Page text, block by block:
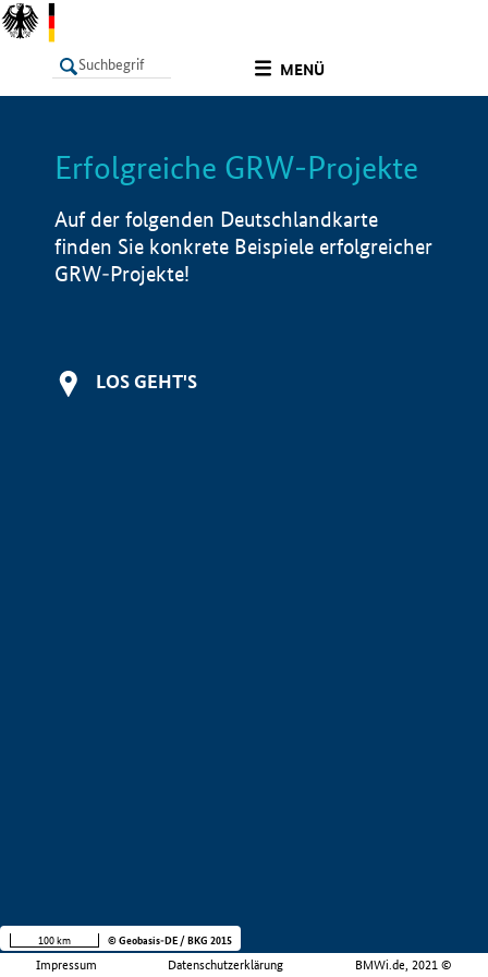
MENÜ
LISTE Info
Erfolgreiche GRW-Projekte
Auf der folgenden Deutschlandkarte
finden Sie konkrete Beispiele erfolgreicher
GRW-Projekte!
LOS GEHT'S
Impressum Datenschutzerklärung BMWi.de, 2021 ©
100 km © Geobasis-DE / BKG 2015